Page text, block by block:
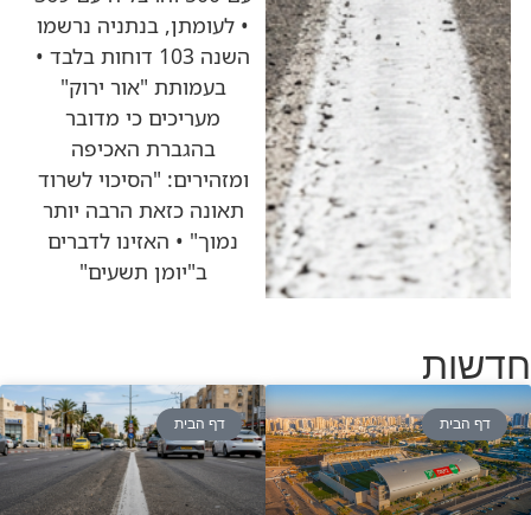
• לעומתן, בנתניה נרשמו
השנה 103 דוחות בלבד •
בעמותת "אור ירוק"
מעריכים כי מדובר
בהגברת האכיפה
ומזהירים: "הסיכוי לשרוד
תאונה כזאת הרבה יותר
נמוך" • האזינו לדברים
ב"יומן תשעים"
חדשות
דף הבית דף הבית